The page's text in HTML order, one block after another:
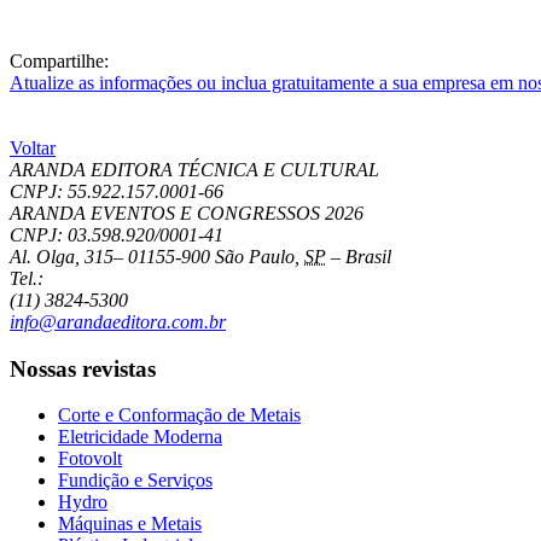
Compartilhe:
Atualize as informações ou inclua gratuitamente a sua empresa em
Voltar
ARANDA EDITORA TÉCNICA E CULTURAL
CNPJ: 55.922.157.0001-66
ARANDA EVENTOS E CONGRESSOS 2026
CNPJ: 03.598.920/0001-41
Al. Olga, 315– 01155-900 São Paulo SP – Brasil
Tel.:
(11) 3824-5300
info@arandaeditora.com.br
Nossas revistas
Corte e Conformação de Metais
Eletricidade Moderna
Fotovolt
Fundição e Serviços
Hydro
Máquinas e Metais